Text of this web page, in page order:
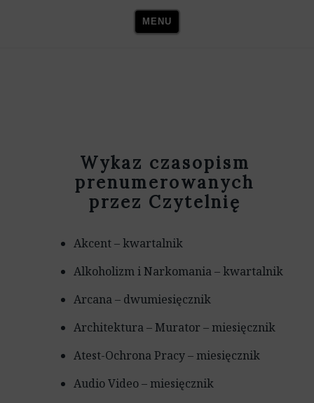
MENU
Wykaz czasopism
prenumerowanych
przez Czytelnię
Akcent – kwartalnik
Alkoholizm i Narkomania – kwartalnik
Arcana – dwumiesięcznik
Architektura – Murator – miesięcznik
Atest-Ochrona Pracy – miesięcznik
Audio Video – miesięcznik